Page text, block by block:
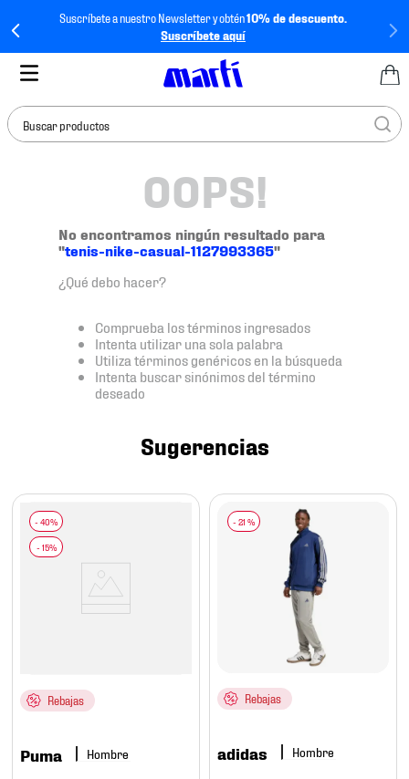
Suscríbete a nuestro Newsletter y obtén10% de descuento.
Suscríbete aquí
Buscar productos
OOPS!
No encontramos ningún resultado para
"tenis-nike-casual-1127993365"
¿Qué debo hacer?
Comprueba los términos ingresados
Intenta utilizar una sola palabra
Utiliza términos genéricos en la búsqueda
Intenta buscar sinónimos del término
deseado
Sugerencias
Rebajas
Puma Hombre
- 21 %
Rebajas
adidas Hombre
tenis mujer
tenis hombre
tenis
tenis futbol
mochila
10. tenis nike